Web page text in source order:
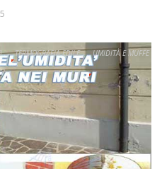
TERMOGRAFIA EDILE UMIDITÀ E MUFFE